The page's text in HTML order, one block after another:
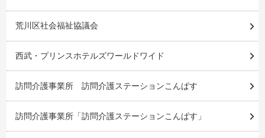
荒川区社会福祉協議会
西武・プリンスホテルズワールドワイド
訪問介護事業所 訪問介護ステーションこんぱす
訪問介護事業所「訪問介護ステーションこんぱす」